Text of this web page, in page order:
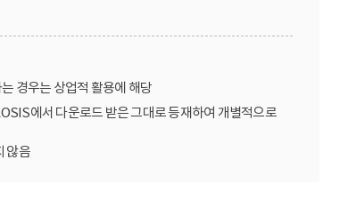
경우는 상업적 활용에 해당
에서 다운로드 받은 그대로 등재하여 개별적으로
않음